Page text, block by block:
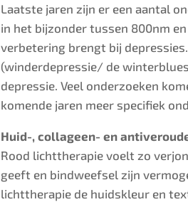
Laatste jaren zijn er een aantal
in het bijzonder tussen 800nm
verbetering brengt bij
(winderdepressie/ de
depressie. Veel onderzoeken
komende jaren meer specifiek
Huid-, collageen- en
Rood lichttherapie voelt zo
geeft en bindweefsel zijn
lichttherapie de huidskleur en